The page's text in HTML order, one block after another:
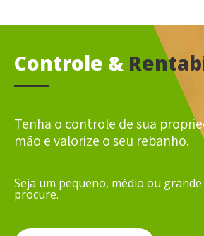
Controle &
Tenha o controle de sua
mão e valorize o seu rebanho.
Seja um pequeno, médio ou
procure.